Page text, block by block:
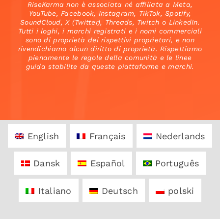
RiseKarma non è associata né affiliata a Meta,
YouTube, Facebook, Instagram, TikTok, Spotify,
SoundCloud, X (Twitter), Threads, Twitch o LinkedIn.
Tutti i loghi, i marchi registrati e i nomi commerciali
sono di proprietà dei rispettivi proprietari, e non
rivendichiamo alcun diritto di proprietà. Rispettiamo
pienamente le regole della comunità e le linee
guida stabilite da queste piattaforme e marchi.
English Français Nederlands
Dansk Español Português
Italiano Deutsch polski